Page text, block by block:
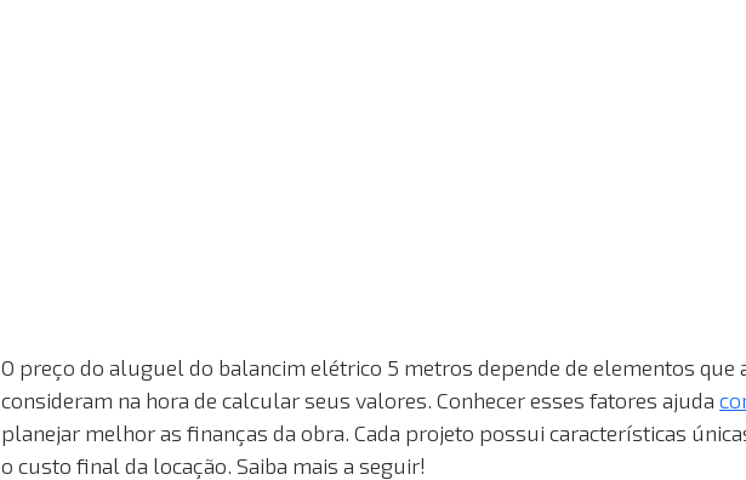
O preço do aluguel do balancim elétrico 5 metros depende de elementos que
consideram na hora de calcular seus valores. Conhecer esses fatores ajuda
planejar melhor as finanças da obra. Cada projeto possui características
o custo final da locação. Saiba mais a seguir!